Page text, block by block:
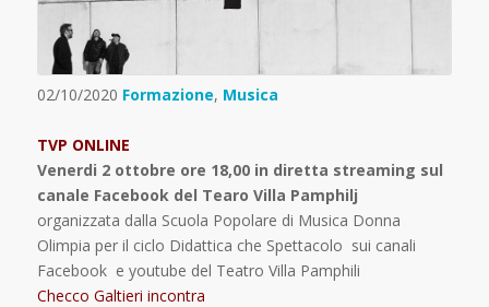
02/10/2020 Formazione, Musica
TVP ONLINE
Venerdi 2 ottobre ore 18,00 in diretta streaming sul
canale Facebook del Tearo Villa Pamphilj
organizzata dalla Scuola Popolare di Musica Donna
Olimpia per il ciclo Didattica che Spettacolo sui canali
Facebook e youtube del Teatro Villa Pamphili
Checco Galtieri incontra